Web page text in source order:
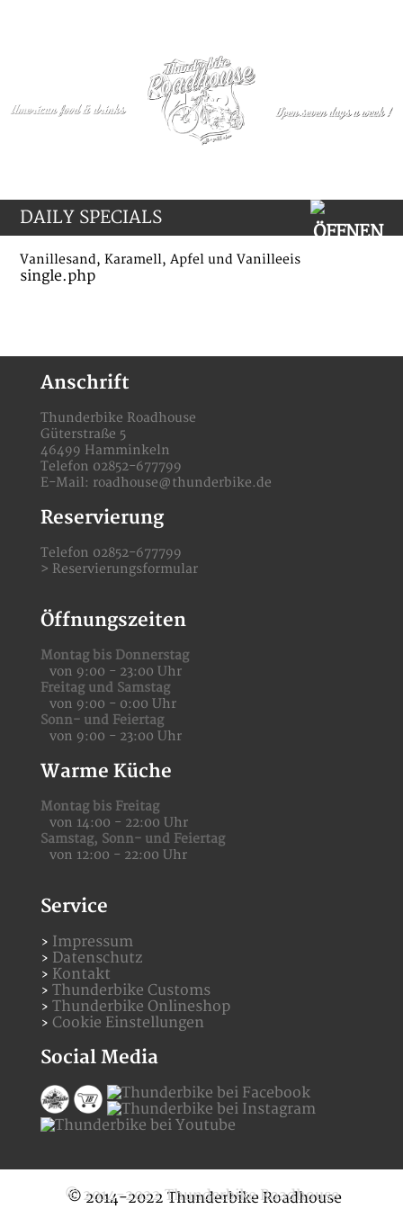
DAILY SPECIALS
Vanillesand, Karamell, Apfel und Vanilleeis
single.php
Anschrift
Thunderbike Roadhouse
Güterstraße 5
46499 Hamminkeln
Telefon 02852-677799
E-Mail: roadhouse@thunderbike.de
Reservierung
Telefon 02852-677799
> Reservierungsformular
Öffnungszeiten
Montag bis Donnerstag
von 9:00 - 23:00 Uhr
Freitag und Samstag
von 9:00 - 0:00 Uhr
Sonn- und Feiertag
von 9:00 - 23:00 Uhr
Warme Küche
Montag bis Freitag
von 14:00 - 22:00 Uhr
Samstag, Sonn- und Feiertag
von 12:00 - 22:00 Uhr
Service
Impressum
Datenschutz
Kontakt
Thunderbike Customs
Thunderbike Onlineshop
Cookie Einstellungen
Social Media
© 2014-2022 Thunderbike Roadhouse